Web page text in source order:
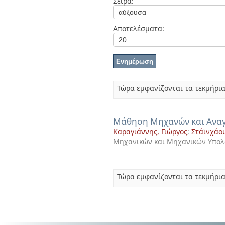
Αποτελέσματα:
Τώρα εμφανίζονται τα
Μάθηση Μηχανών και
Καραγιάννης, Γιώργος;
Μηχανικών και Μηχανικών
Τώρα εμφανίζονται τα